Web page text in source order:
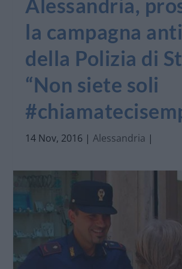
Alessandria,
la campagna
della Polizia di
“Non siete soli
14 Nov, 2016 |Alessandria |